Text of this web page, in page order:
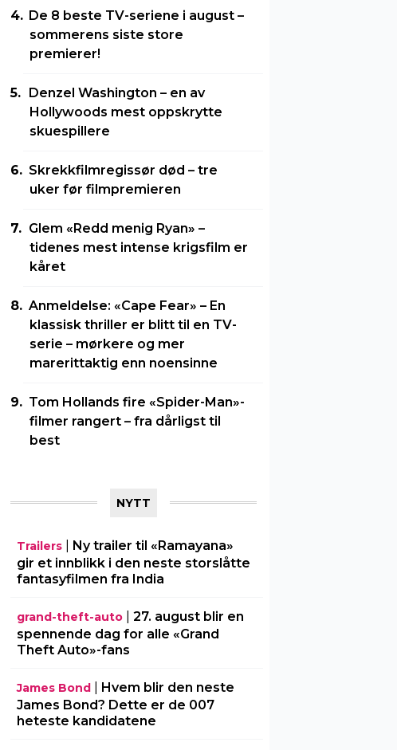
De 8 beste TV-seriene i august –
sommerens siste store
premierer!
Denzel Washington – en av
Hollywoods mest oppskrytte
skuespillere
Skrekkfilmregissør død – tre
uker før filmpremieren
Glem «Redd menig Ryan» –
tidenes mest intense krigsfilm er
kåret
Anmeldelse: «Cape Fear» – En
klassisk thriller er blitt til en TV-
serie – mørkere og mer
marerittaktig enn noensinne
Tom Hollands fire «Spider-Man»-
filmer rangert – fra dårligst til
best
NYTT
Trailers| Ny trailer til «Ramayana»
gir et innblikk i den neste storslåtte
fantasyfilmen fra India
grand-theft-auto| 27. august blir en
spennende dag for alle «Grand
Theft Auto»-fans
James Bond| Hvem blir den neste
James Bond? Dette er de 007
heteste kandidatene